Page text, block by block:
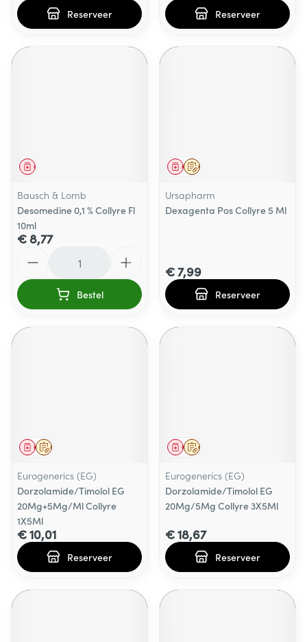
Reserveer Reserveer
Geneesmiddel
Bausch & Lomb
Desomedine 0,1 % Collyre Fl
10ml
€ 8,77
Bestel
Op voorschrift
Geneesmiddel
Ursapharm
Dexagenta Pos Collyre 5 Ml
€ 7,99
Reserveer
Op voorschrift
Geneesmiddel
Eurogenerics (EG)
Dorzolamide/Timolol EG
20Mg+5Mg/Ml Collyre
1X5Ml
€ 10,01
Reserveer
Op voorschrift
Geneesmiddel
Eurogenerics (EG)
Dorzolamide/Timolol EG
20Mg/5Mg Collyre 3X5Ml
€ 18,67
Reserveer